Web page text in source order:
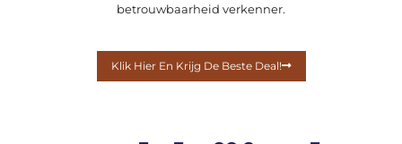
betrouwbaarheid verkenner.
Klik Hier En Krijg De Beste Deal!